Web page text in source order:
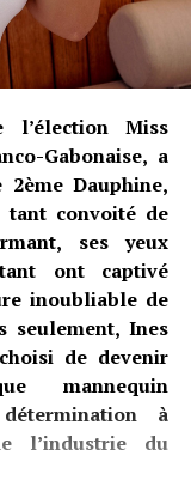
Miss
Gabonaise, a
Dauphine,
tant convoité de
ses yeux
ont captivé
inoubliable de
seulement, Ines
de devenir
mannequin
à
l’industrie du